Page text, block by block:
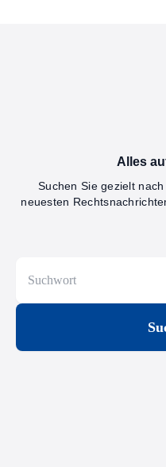
Alles
Suchen Sie gezielt
neuesten